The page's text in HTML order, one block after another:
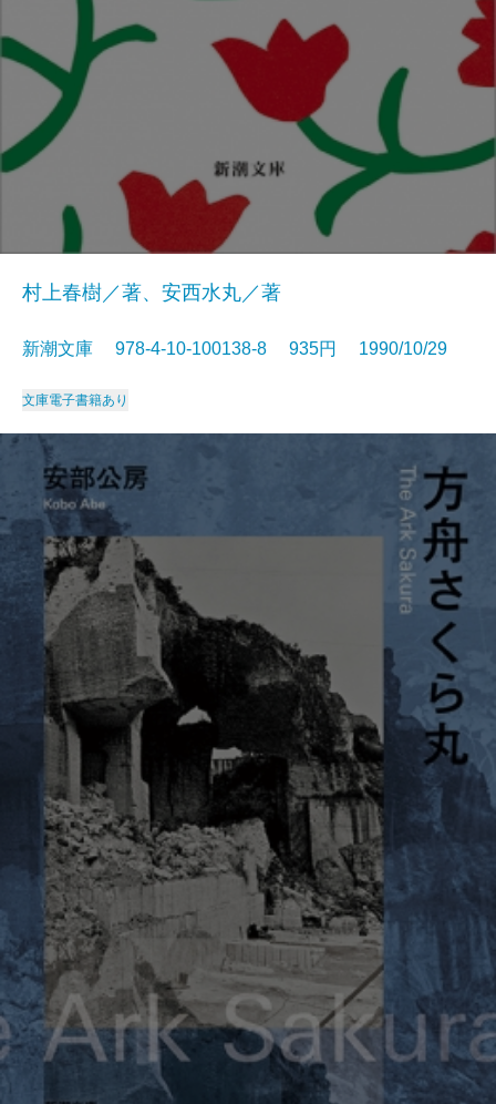
村上春樹／著、安西水丸／著
新潮文庫 978-4-10-100138-8 935円 1990/10/29
文庫電子書籍あり